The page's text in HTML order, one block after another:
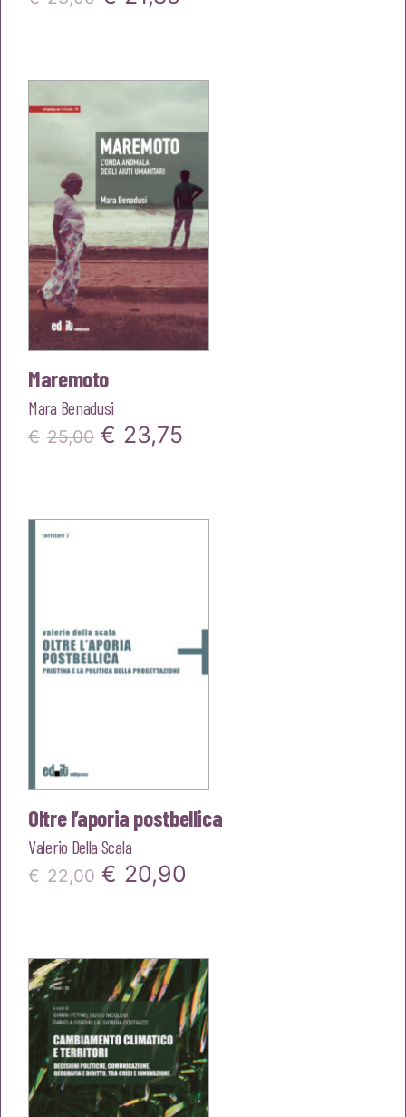
€23,00.€21,85.
Maremoto
Mara Benadusi
€ 25,00 Il
€ 23,75
Oltre l’aporia postbellica
Valerio Della Scala
€ 22,00 Il
era:
€22,00.
€ 20,90
è:
€20,90.